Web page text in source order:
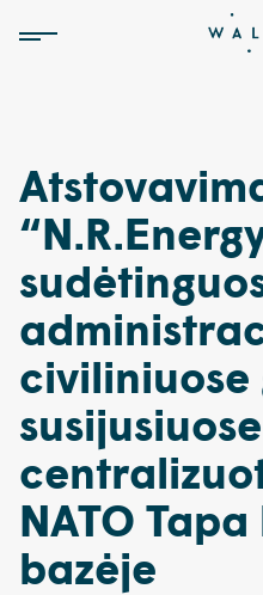
civiliniuose
NATO
bazėje